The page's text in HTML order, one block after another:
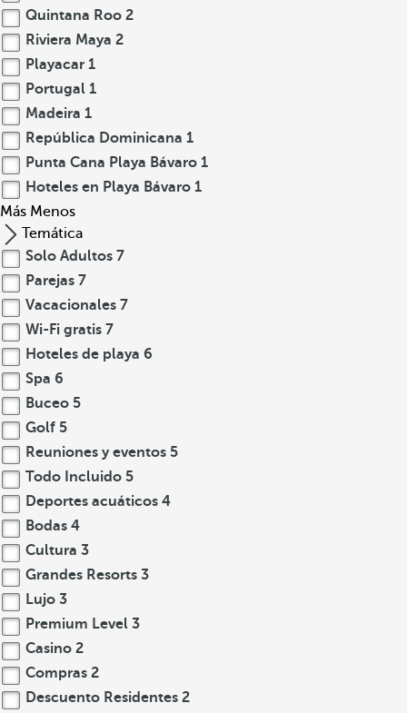
Quintana Roo 2
Riviera Maya 2
Playacar 1
Portugal 1
Madeira 1
República Dominicana 1
Punta Cana Playa Bávaro 1
Hoteles en Playa Bávaro 1
Más Menos
Temática
Solo Adultos 7
Parejas 7
Vacacionales 7
Wi-Fi gratis 7
Hoteles de playa 6
Spa 6
Buceo 5
Golf 5
Reuniones y eventos 5
Todo Incluido 5
Deportes acuáticos 4
Bodas 4
Cultura 3
Grandes Resorts 3
Lujo 3
Premium Level 3
Casino 2
Compras 2
Descuento Residentes 2